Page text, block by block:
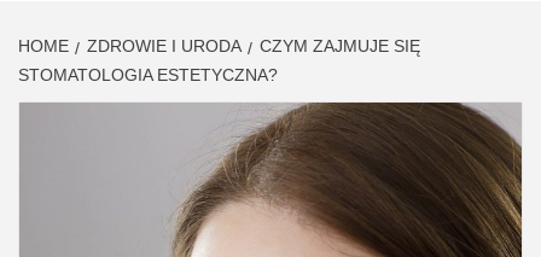
HOME ZDROWIE I URODA
CZYM ZAJMUJE SIĘ
STOMATOLOGIA ESTETYCZNA?